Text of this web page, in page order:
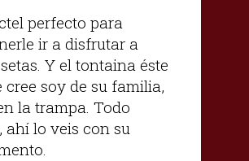
perfecto para
ir a disfrutar a
Y el tontaina éste
cree soy de su familia,
la trampa. Todo
ahí lo veis con su